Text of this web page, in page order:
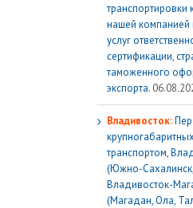
нашей
услуг
сертификации,
таможенного
экспорта.
Владивосток:
транспортом,
(Южно-
Владивосток-
(Магадан, Ола,